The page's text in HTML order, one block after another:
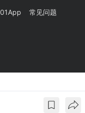
01App 常见问题